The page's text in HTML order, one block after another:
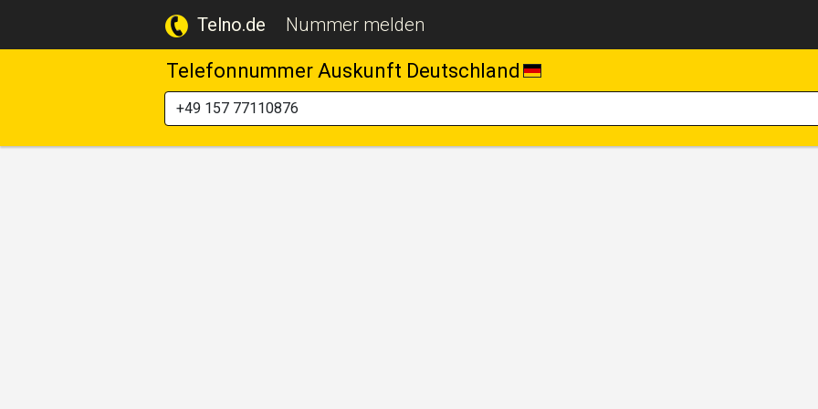
Telno.de Nummer melden
Telefonnummer Auskunft Deutschland